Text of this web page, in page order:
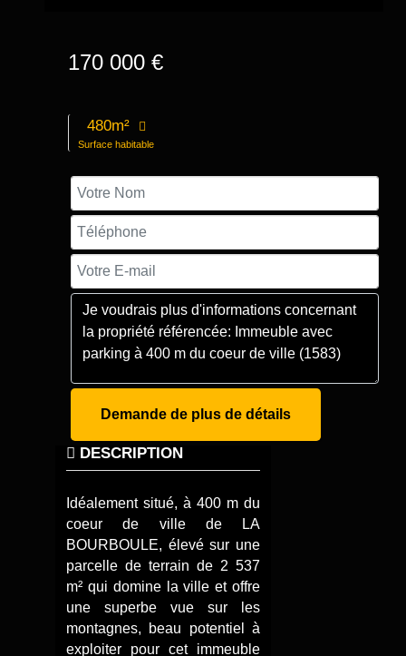
170 000 €
480m²
Surface habitable
Demande de plus de détails
DESCRIPTION
Idéalement situé, à 400 m du
coeur de ville de LA
BOURBOULE, élevé sur une
parcelle de terrain de 2 537
m² qui domine la ville et offre
une superbe vue sur les
montagnes, beau potentiel à
exploiter pour cet immeuble